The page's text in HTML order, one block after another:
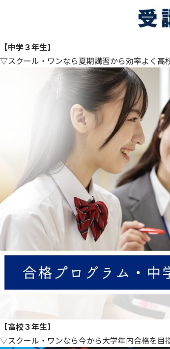
【中学３年生】
▽スクール・ワンなら夏期講習から効率よく
【高校３年生】
▽スクール・ワンなら今から大学年内合格を